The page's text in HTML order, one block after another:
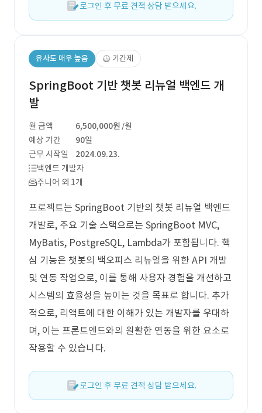
로그인 후 무료 견적 상담 받으세요.
유사도 매우 높음 기간제
SpringBoot 기반 챗봇 리뉴얼 백엔드 개
발
월 금액 6,500,000원 /월
예상 기간
90일
근무 시작일
2024.09.23.
백엔드 개발자
주니어 외 1개
프로젝트는 SpringBoot 기반의 챗봇 리뉴얼 백엔드
개발로, 주요 기술 스택으로는 SpringBoot MVC,
MyBatis, PostgreSQL, Lambda가 포함됩니다. 핵
심 기능은 챗봇의 백오피스 리뉴얼을 위한 API 개발
및 연동 작업으로, 이를 통해 사용자 경험을 개선하고
시스템의 효율성을 높이는 것을 목표로 합니다. 추가
적으로, 리액트에 대한 이해가 있는 개발자를 우대하
며, 이는 프론트엔드와의 원활한 연동을 위한 요소로
작용할 수 있습니다.
로그인 후 무료 견적 상담 받으세요.